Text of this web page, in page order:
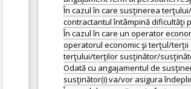
În cazul în care susţinerea
contractantul întâmpină dificultăţi
În cazul în care un operator
operatorul economic şi terţul/
terţului/terţilor susţinător/
Odată cu angajamentul de
susţinător(i) va/vor asigura